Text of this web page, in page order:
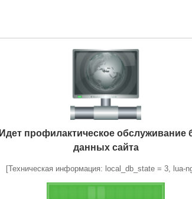
Идет профилактическое обслуживание
данных сайта
[Техническая информация: local_db_state = 3, lua-